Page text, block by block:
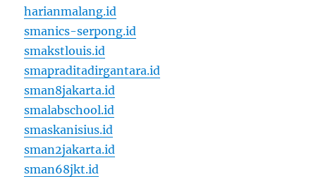
harianmalang.id
smanics-serpong.id
smakstlouis.id
smapraditadirgantara.id
sman8jakarta.id
smalabschool.id
smaskanisius.id
sman2jakarta.id
sman68jkt.id